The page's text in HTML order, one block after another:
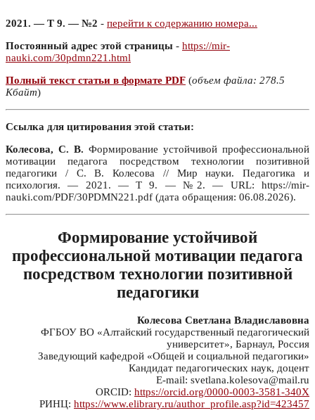
2021. — Т 9. — №2 - перейти к содержанию номера...
Постоянный адрес этой страницы - https://mir-
nauki.com/30pdmn221.html
Полный текст статьи в формате PDF (объем файла: 278.5
Кбайт)
Ссылка для цитирования этой статьи:
Колесова, С. В. Формирование устойчивой профессиональной
мотивации педагога посредством технологии позитивной
педагогики / С. В. Колесова // Мир науки. Педагогика и
психология. — 2021. — Т 9. — №2. — URL: https://mir-
nauki.com/PDF/30PDMN221.pdf (дата обращения: 06.08.2026).
Формирование устойчивой
профессиональной мотивации педагога
посредством технологии позитивной
педагогики
Колесова Светлана Владиславовна
ФГБОУ ВО «Алтайский государственный педагогический
университет», Барнаул, Россия
Заведующий кафедрой «Общей и социальной педагогики»
Кандидат педагогических наук, доцент
E-mail: svetlana.kolesova@mail.ru
ORCID: https://orcid.org/0000-0003-3581-340X
РИНЦ: https://www.elibrary.ru/author_profile.asp?id=423457